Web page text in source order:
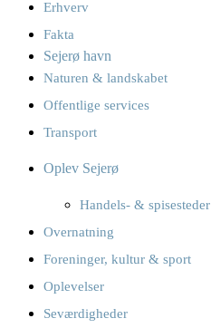
Erhverv
Fakta
Sejerø havn
Naturen & landskabet
Offentlige services
Transport
Oplev Sejerø
Handels- & spisesteder
Overnatning
Foreninger, kultur & sport
Oplevelser
Seværdigheder